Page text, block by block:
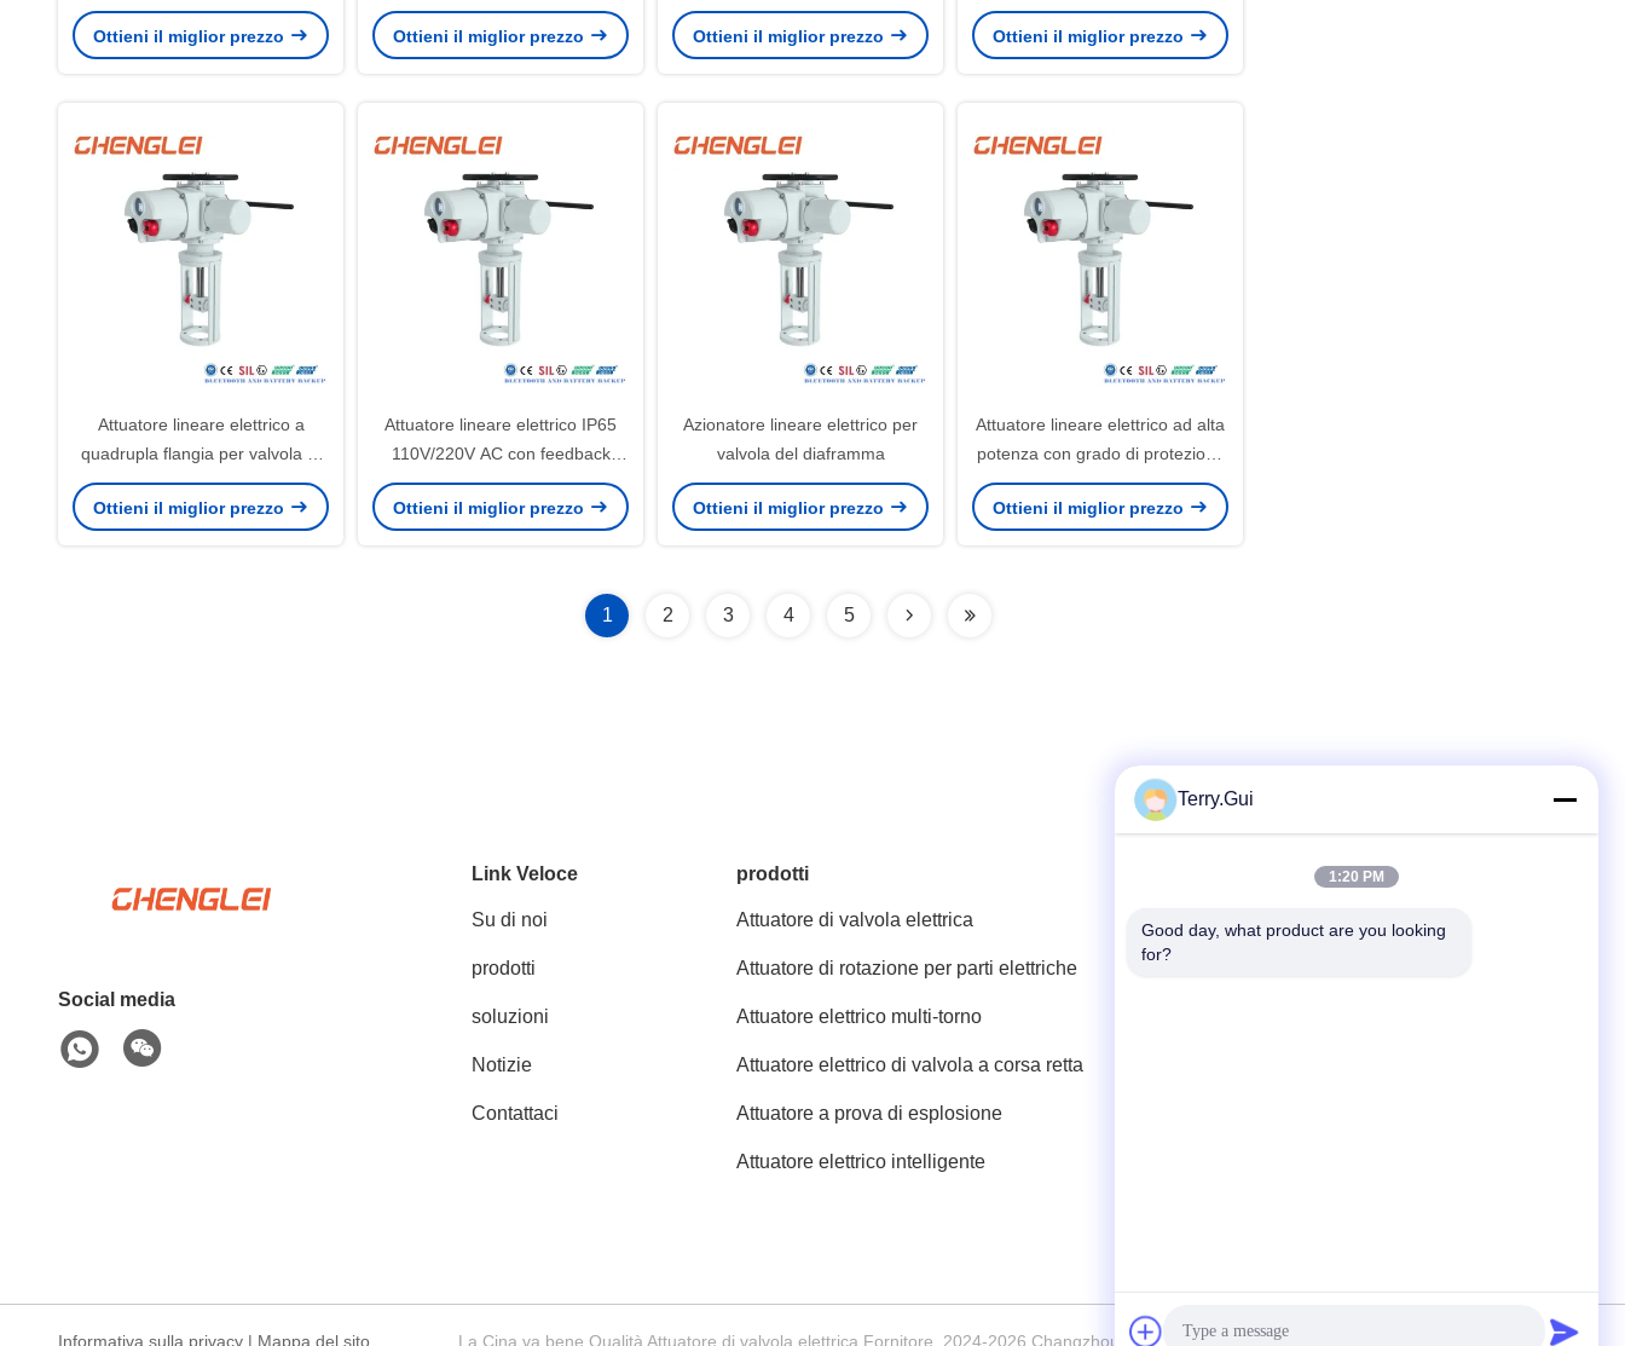
IP65
Ottieni il miglior prezzo
e velocità regolabile per
automazione industriale
Ottieni il miglior prezzo
inossidabile e custodia NEMA
4/4X/7&9
Ottieni il miglior prezzo
90 Gradi con Capacità Produttiva
di 30000/Anno per Serrature
Ottieni il miglior prezzo
Attuatore lineare elettrico a
quadrupla flangia per valvola di
porta del coltello con motore
24VDC
Ottieni il miglior prezzo
Attuatore lineare elettrico IP65
110V/220V AC con feedback
aptico e bassa coppia per valvola
a farfalla
Ottieni il miglior prezzo
Azionatore lineare elettrico per
valvola del diaframma
Ottieni il miglior prezzo
Attuatore lineare elettrico ad alta
potenza con grado di protezione
IP65 e interruttore di fine corsa
integrato per l'automazione
Ottieni il miglior prezzo
1 2 3 4 5
Social media
Link Veloce
Su di noi
prodotti
soluzioni
Notizie
Contattaci
prodotti
Attuatore di valvola elettrica
Attuatore di rotazione per parti elettriche
Attuatore elettrico multi-torno
Attuatore elettrico di valvola a corsa retta
Attuatore a prova di esplosione
Attuatore elettrico intelligente
Contatto rapido
tel
Informativa sulla privacy | Mappa del sito La Cina va bene Qualità Attuatore di valvola elettrica Fornitore. 2024-2026 Changzhou Chenglei Valve Technology Co., Ltd. . Tutti i diritti riservati.
Terry.Gui
1:20 PM
Good day, what product are you looking
for?